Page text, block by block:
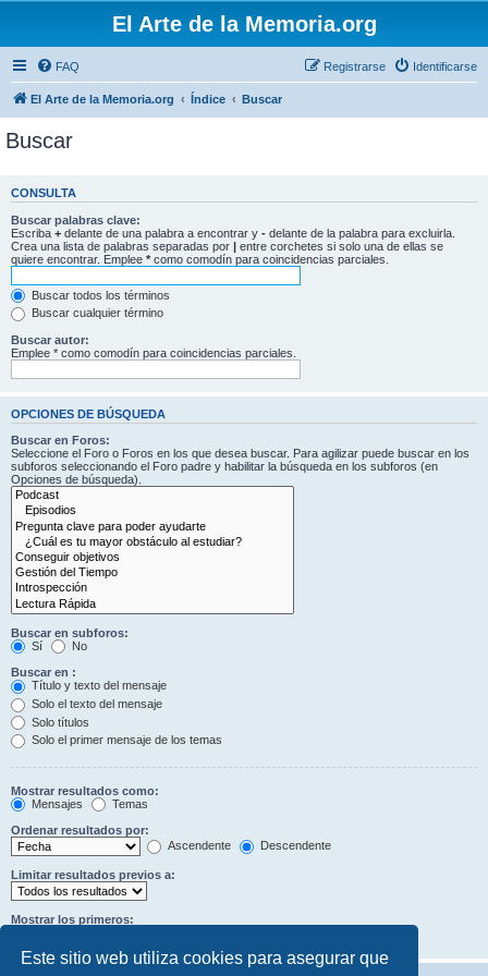
Este sitio web utiliza cookies para asegurar que
El Arte de la Memoria.org
FAQ Identificarse
Registrarse
El Arte de la Memoria.org Índice Buscar
Buscar
CONSULTA
Buscar palabras clave:
Escriba + delante de una palabra a encontrar y - delante de la palabra para excluirla.
Crea una lista de palabras separadas por | entre corchetes si solo una de ellas se
quiere encontrar. Emplee * como comodín para coincidencias parciales.
Buscar todos los términos
Buscar cualquier término
Buscar autor:
Emplee * como comodín para coincidencias parciales.
OPCIONES DE BÚSQUEDA
Buscar en Foros:
Seleccione el Foro o Foros en los que desea buscar. Para agilizar puede buscar en los
subforos seleccionando el Foro padre y habilitar la búsqueda en los subforos (en
Opciones de búsqueda).
Buscar en subforos:
Sí
No
Buscar en :
Título y texto del mensaje
Solo el texto del mensaje
Solo títulos
Solo el primer mensaje de los temas
Mostrar resultados como:
Mensajes
Temas
Ordenar resultados por:
Ascendente
Descendente
Limitar resultados previos a:
Mostrar los primeros: